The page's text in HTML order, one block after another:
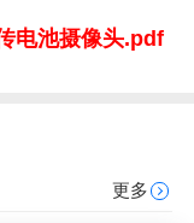
电池摄像头.pdf
更多